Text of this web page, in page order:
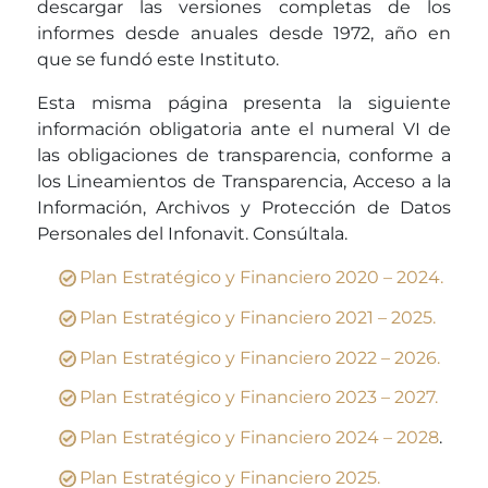
descargar las versiones completas de los
informes desde anuales desde 1972, año en
que se fundó este Instituto.
Esta misma página presenta la siguiente
información obligatoria ante el numeral VI de
las obligaciones de transparencia, conforme a
los Lineamientos de Transparencia, Acceso a la
Información, Archivos y Protección de Datos
Personales del Infonavit. Consúltala.
Plan Estratégico y Financiero 2020 – 2024.
Plan Estratégico y Financiero 2021 – 2025.
Plan Estratégico y Financiero 2022 – 2026.
Plan Estratégico y Financiero 2023 – 2027.
Plan Estratégico y Financiero 2024 – 2028.
Plan Estratégico y Financiero 2025.